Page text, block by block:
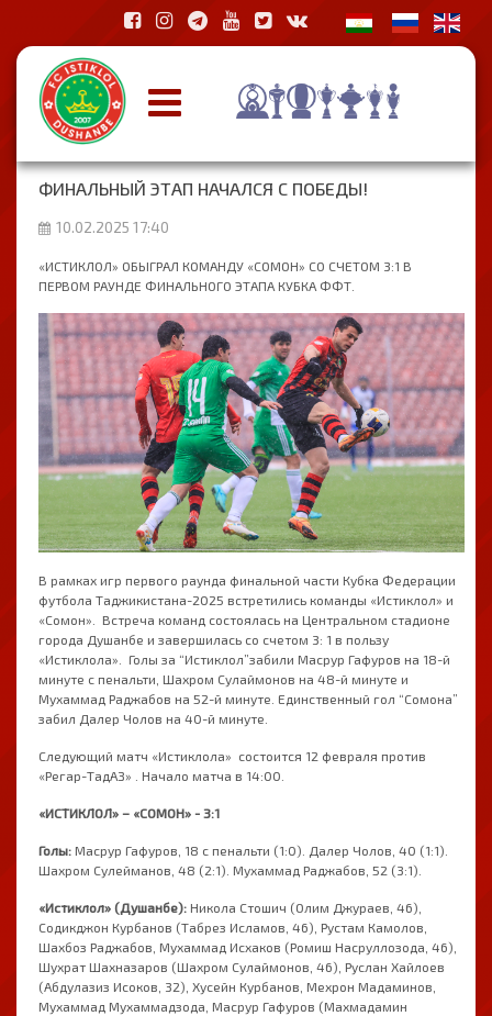
ФИНАЛЬНЫЙ ЭТАП НАЧАЛСЯ С ПОБЕДЫ!
10.02.2025 17:40
«ИСТИКЛОЛ» ОБЫГРАЛ КОМАНДУ «СОМОН» СО СЧЕТОМ 3:1 В
ПЕРВОМ РАУНДЕ ФИНАЛЬНОГО ЭТАПА КУБКА ФФТ.
В рамках игр первого раунда финальной части Кубка Федерации
футбола Таджикистана-2025 встретились команды «Истиклол» и
«Сомон». Встреча команд состоялась на Центральном стадионе
города Душанбе и завершилась со счетом 3: 1 в пользу
«Истиклола».
Голы за “Истиклол”забили Масрур Гафуров на 18-й
минуте с пенальти, Шахром Сулаймонов на 48-й минуте и
Мухаммад Раджабов на 52-й минуте. Единственный гол “Сомона”
забил Далер Чолов на 40-й минуте.
Следующий матч «Истиклола» состоится 12 февраля против
«Регар-ТадАЗ» . Начало матча в 14:00
«ИСТИКЛОЛ» – «СОМОН» - 3:1
Голы: Масрур Гафуров , 18 с пенальти (1:0). Далер Чолов , 40 (1:1).
Шахром Сулейманов, 48 (2:1). Мухаммад Раджабов , 52 (3:1).
«Истиклол» (Душанбе): Никола Стошич (Олим Джураев, 46),
Содикджон Курбанов (Табрез Исламов, 46), Рустам Камолов,
Шахбоз Раджабов, Мухаммад Исхаков (Ромиш Насруллозода, 46),
Шухрат Шахназаров (Шахром Сулаймонов, 46), Руслан Хайлоев
(Абдулазиз Исоков, 32), Хусейн Курбанов, Мехрон Мадаминов,
Мухаммад Мухаммадзода, Масрур Гафуров (Махмадамин